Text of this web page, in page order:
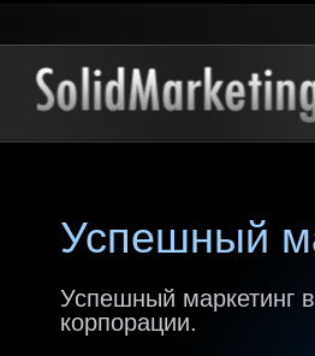
Успешный
Успешный маркетинг
корпорации.